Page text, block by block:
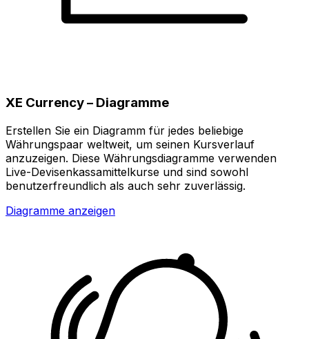
XE Currency – Diagramme
Erstellen Sie ein Diagramm für jedes beliebige
Währungspaar weltweit, um seinen Kursverlauf
anzuzeigen. Diese Währungsdiagramme verwenden
Live-Devisenkassamittelkurse und sind sowohl
benutzerfreundlich als auch sehr zuverlässig.
Diagramme anzeigen